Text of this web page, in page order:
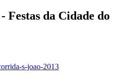
Festas da Cidade do